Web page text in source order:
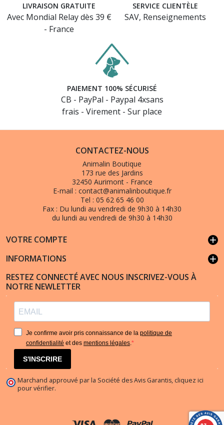
(1 avis)
LIVRAISON GRATUITE
Avec Mondial Relay dès 39 €
- France
SERVICE CLIENTÈLE
SAV, Renseignements
PAIEMENT 100% SÉCURISÉ
CB - PayPal - Paypal 4xsans
frais - Virement - Sur place
CONTACTEZ-NOUS
Animalin Boutique
173 rue des Jardins
32450 Aurimont - France
E-mail : contact@animalinboutique.fr
Tel : 05 62 65 46 00
Fax : Du lundi au vendredi de 9h30 à 14h30
du lundi au vendredi de 9h30 à 14h30
VOTRE COMPTE add
INFORMATIONS add
RESTEZ CONNECTÉ AVEC NOUS INSCRIVEZ-VOUS À
NOTRE NEWLETTER
Je confirme avoir pris connaissance de la politique de
confidentialité et des mentions légales.
S'INSCRIRE
Marchand approuvé par la Société des Avis Garantis, cliquez ici
pour vérifier.